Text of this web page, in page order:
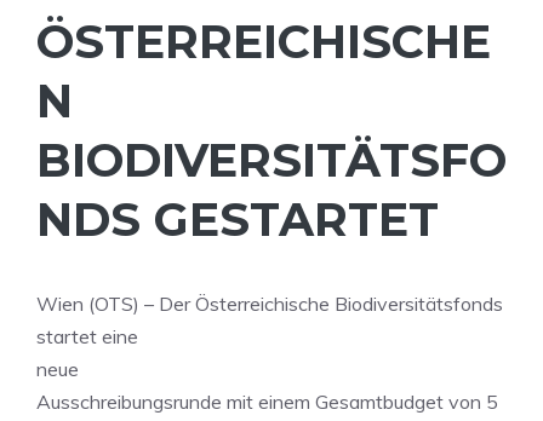
ÖSTERREICHISCHE
N
BIODIVERSITÄTSFO
NDS GESTARTET
Wien (OTS) – Der Österreichische Biodiversitätsfonds
startet eine
neue
Ausschreibungsrunde mit einem Gesamtbudget von 5